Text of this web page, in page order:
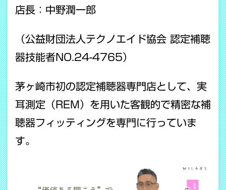
店長：中野潤一郎
（公益財団法人テクノエイド協会 認定補聴
器技能者NO.24-4765）
茅ヶ崎市初の認定補聴器専門店として、実
耳測定（REM）を用いた客観的で精密な補
聴器フィッティングを専門に行っていま
す。